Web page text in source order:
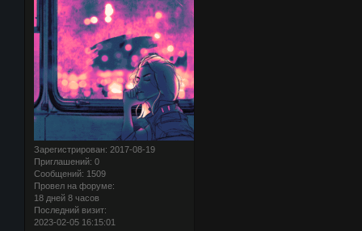
Зарегистрирован: 2017-08-19
Приглашений: 0
Сообщений: 1509
Провел на форуме:
18 дней 8 часов
Последний визит:
2023-02-05 16:15:01